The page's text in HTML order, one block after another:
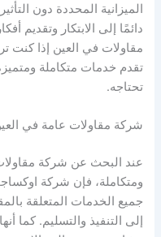
الميزانية المحددة دون
دائمًا إلى الابتكار وتقديم
مقاولات في العين إذا كنت
تقدم خدمات متكاملة
تحتاجه.
شركة مقاولات عامة في
عند البحث عن شركة
ومتكاملة، فإن شركة
جميع الخدمات المتعلقة
إلى التنفيذ والتسليم. كما